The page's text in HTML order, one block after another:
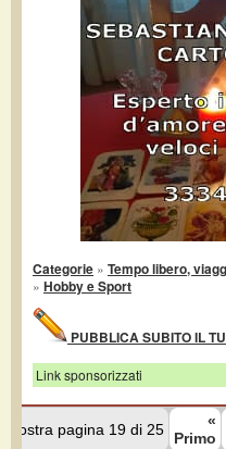
Categorie » Tempo libero,
» Hobby e Sport
PUBBLICA SUBITO IL
Link sponsorizzati
Mostra pagina 19 di 25
«
Primo